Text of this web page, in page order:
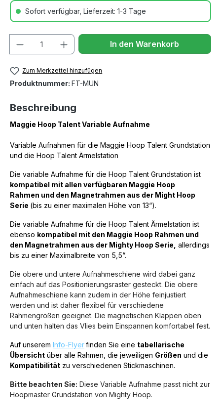
Sofort verfügbar, Lieferzeit: 1-3 Tage
In den Warenkorb
Zum Merkzettel hinzufügen
Produktnummer: FT-MUN
Beschreibung
Maggie Hoop Talent Variable Aufnahme
Variable Aufnahmen für die Maggie Hoop Talent Grundstation
und die Hoop Talent Ärmelstation
Die variable Aufnahme für die Hoop Talent Grundstation ist
kompatibel mit allen verfügbaren Maggie Hoop
Rahmen und den Magnetrahmen aus der Might Hoop
Serie (bis zu einer maximalen Höhe von 13“).
Die variable Aufnahme für die Hoop Talent Ärmelstation ist
ebenso kompatibel mit den Maggie Hoop Rahmen und
den Magnetrahmen aus der Mighty Hoop Serie, allerdings
bis zu einer Maximalbreite von 5,5“.
Die obere und untere Aufnahmeschiene wird dabei ganz
einfach auf das Positionierungsraster gesteckt. Die obere
Aufnahmeschiene kann zudem in der Höhe feinjustiert
werden und ist daher flexibel für verschiedene
Rahmengrößen geeignet. Die magnetischen Klappen oben
und unten halten das Vlies beim Einspannen komfortabel fest.
Auf unserem Info-Flyerfinden Sie eine tabellarische
Übersicht über alle Rahmen, die jeweiligen Größen und die
Kompatibilität zu verschiedenen Stickmaschinen.
Bitte beachten Sie: Diese Variable Aufnahme passt nicht zur
Hoopmaster Grundstation von Mighty Hoop.